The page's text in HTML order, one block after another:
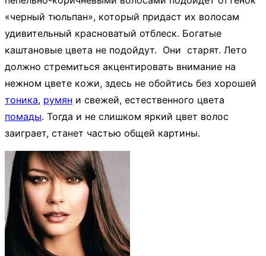
«черный тюльпан», который придаст их волосам
удивительный красноватый отблеск. Богатые
каштановые цвета не подойдут. Они старят. Лето
должно стремиться акцентировать внимание на
нежном цвете кожи, здесь не обойтись без хорошей
тоника, румян и свежей, естественного цвета
помады. Тогда и не слишком яркий цвет волос
заиграет, станет частью общей картины.